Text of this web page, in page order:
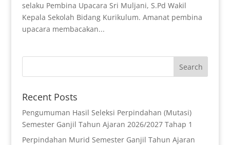
selaku Pembina Upacara Sri Muljani, S.Pd Wakil
Kepala Sekolah Bidang Kurikulum. Amanat pembina
upacara membacakan...
Recent Posts
Pengumuman Hasil Seleksi Perpindahan (Mutasi)
Semester Ganjil Tahun Ajaran 2026/2027 Tahap 1
Perpindahan Murid Semester Ganjil Tahun Ajaran